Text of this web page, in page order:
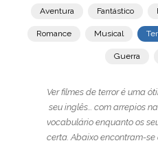
Aventura Fantástico
Romance Musical
Guerra
Ver filmes de terror é uma
seu inglês... com arrepios
vocabulário enquanto os
certa. Abaixo encontram-